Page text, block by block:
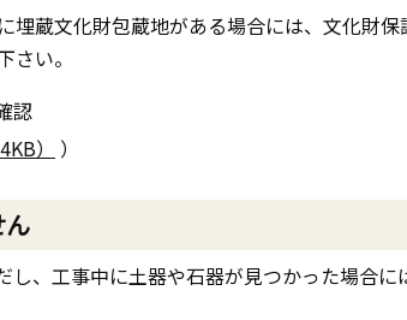
蔵文化財包蔵地がある場合には、文化財
い。
認
） ）
、工事中に土器や石器が見つかった場合に